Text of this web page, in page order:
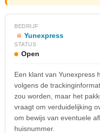
BEDRIJF
Yunexpress
STATUS
Open
Een klant van Yunexpress
volgens de
zou worden, maar het
vraagt om verduidelijking
om bewijs van eventuele
huisnummer.